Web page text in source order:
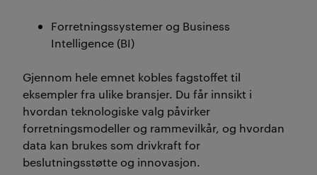
Forretningssystemer og Business
Intelligence (BI)
Gjennom hele emnet kobles fagstoffet til
eksempler fra ulike bransjer. Du får innsikt i
hvordan teknologiske valg påvirker
forretningsmodeller og rammevilkår, og hvordan
data kan brukes som drivkraft for
beslutningsstøtte og innovasjon.